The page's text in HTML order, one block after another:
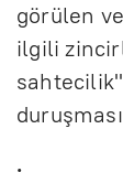
görülen
ilgili
sahtecilik"